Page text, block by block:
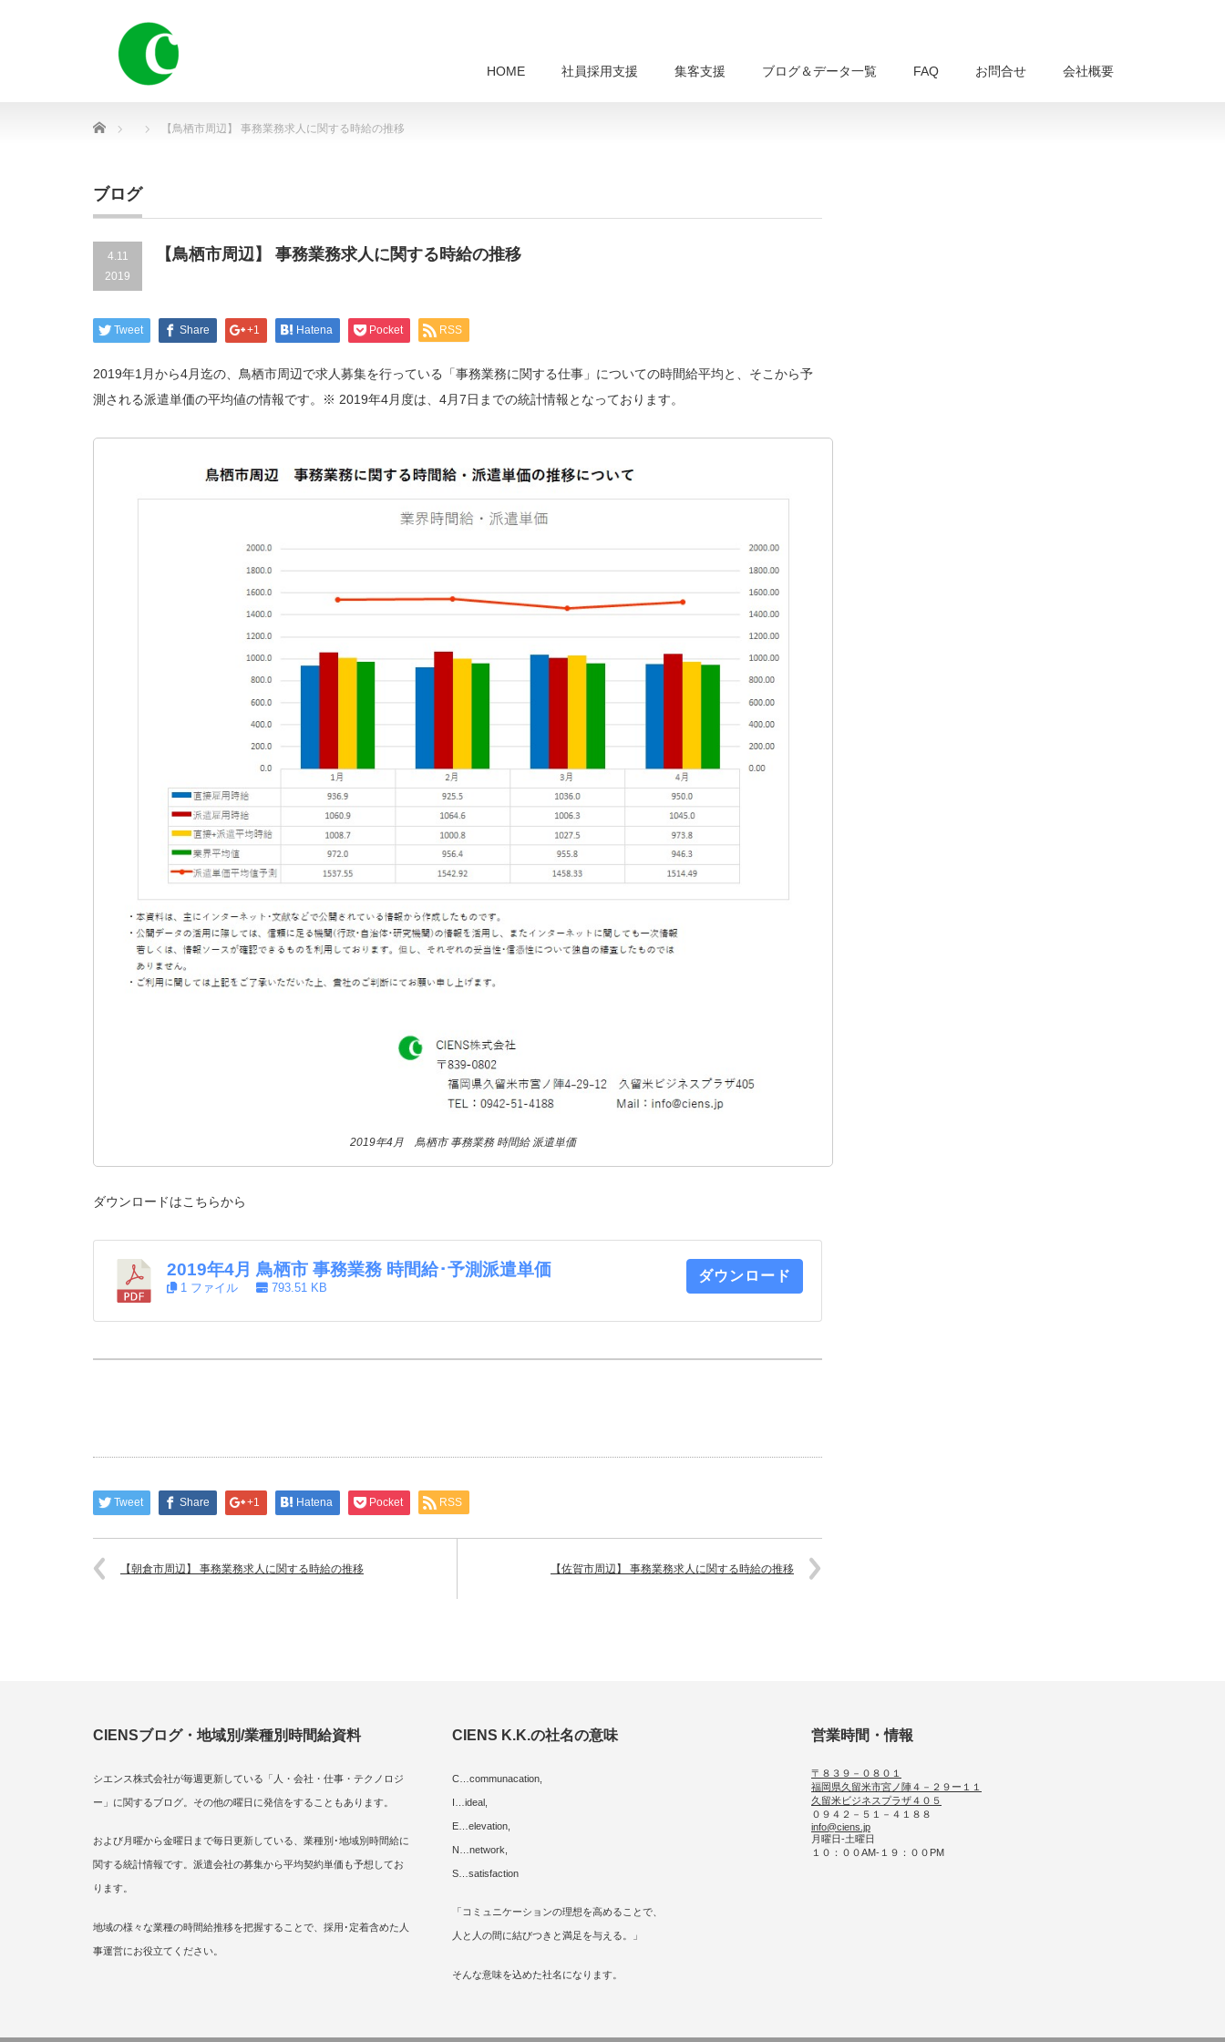
HOME 社員採用支援 集客支援 ブログ＆データ一覧 FAQ お問合せ 会社概要
Home 【鳥栖市周辺】 事務業務求人に関する時給の推移
ブログ
4.11
2019
【鳥栖市周辺】 事務業務求人に関する時給の推移
Tweet Share +1 Hatena Pocket RSS
2019年1月から4月迄の、鳥栖市周辺で求人募集を行っている「事務業務に関する仕事」についての時間給平均と、そこから予
測される派遣単価の平均値の情報です。※ 2019年4月度は、4月7日までの統計情報となっております。
2019年4月 鳥栖市 事務業務 時間給 派遣単価
ダウンロードはこちらから
2019年4月 鳥栖市 事務業務 時間給･予測派遣単価
1 ファイル 793.51 KB
ダウンロード
Tweet Share +1 Hatena Pocket RSS
【朝倉市周辺】 事務業務求人に関する時給の推移 【佐賀市周辺】 事務業務求人に関する時給の推移
CIENSブログ・地域別/業種別時間給資料
シエンス株式会社が毎週更新している「人・会社・仕事・テクノロジ
ー」に関するブログ。その他の曜日に発信をすることもあります。
および月曜から金曜日まで毎日更新している、業種別･地域別時間給に
関する統計情報です。派遣会社の募集から平均契約単価も予想してお
ります。
地域の様々な業種の時間給推移を把握することで、採用･定着含めた人
事運営にお役立てください。
CIENS K.K.の社名の意味
C…communacation,
I…ideal,
E…elevation,
N…network,
S…satisfaction
「コミュニケーションの理想を高めることで、
人と人の間に結びつきと満足を与える。」
そんな意味を込めた社名になります。
営業時間・情報
〒８３９－０８０１
福岡県久留米市宮ノ陣４－２９ー１１
久留米ビジネスプラザ４０５
０９４２－５１－４１８８
info@ciens.jp
月曜日-土曜日
１０：００AM-１９：００PM